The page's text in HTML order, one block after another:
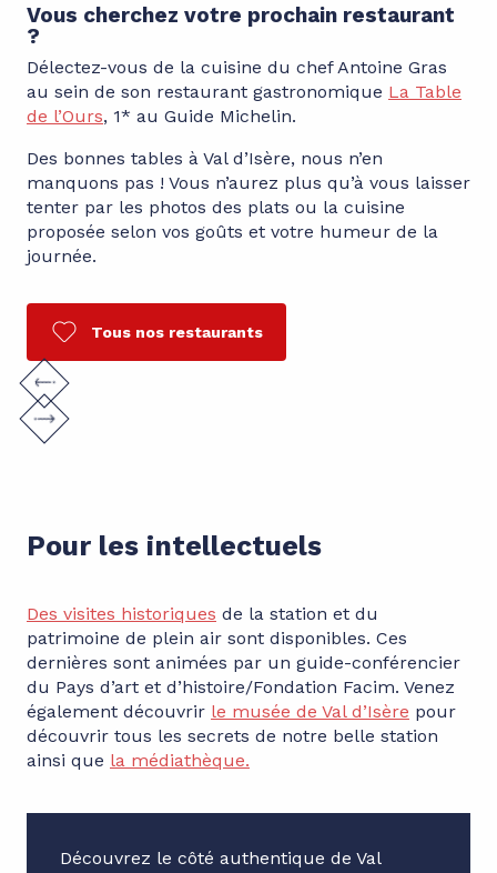
Vous cherchez votre prochain restaurant
?
Délectez-vous de la cuisine du chef Antoine Gras
au sein de son restaurant gastronomique La Table
de l’Ours, 1* au Guide Michelin.
Des bonnes tables à Val d’Isère, nous n’en
manquons pas ! Vous n’aurez plus qu’à vous laisser
tenter par les photos des plats ou la cuisine
proposée selon vos goûts et votre humeur de la
journée.
Tous nos restaurants
Pour les intellectuels
Des visites historiques de la station et du
patrimoine de plein air sont disponibles. Ces
dernières sont animées par un guide-conférencier
du Pays d’art et d’histoire/Fondation Facim. Venez
également découvrir le musée de Val d’Isère pour
découvrir tous les secrets de notre belle station
ainsi que la médiathèque.
Découvrez le côté authentique de Val